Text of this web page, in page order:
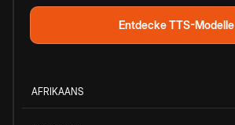
Entdecke TTS-Modelle
AFRIKAANS